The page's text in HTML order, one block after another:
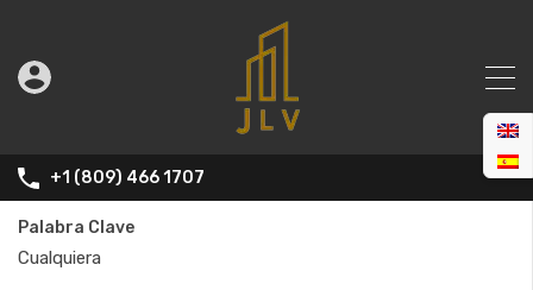
+1 (809) 466 1707
Palabra Clave